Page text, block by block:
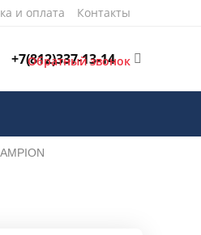
и оплата Контакты
+7(812)337-13-14
Обратный звонок